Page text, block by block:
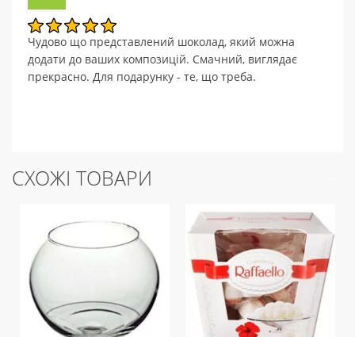
Чудово що представлений шоколад, який можна
додати до ваших композицій. Смачний, виглядає
прекрасно. Для подарунку - те, що треба.
СХОЖІ ТОВАРИ